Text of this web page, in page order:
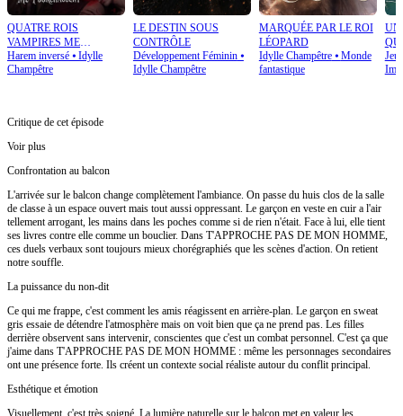
QUATRE ROIS
VAMPIRES ME
POURCHASSENT
Harem inversé ⦁ Idylle
Champêtre
LE DESTIN SOUS
CONTRÔLE
Développement Féminin⦁
Idylle Champêtre
MARQUÉE PAR LE ROI
LÉOPARD
Idylle Champêtre⦁ Monde
fantastique
UN
Critique de cet épisode
Voir plus
Confrontation au balcon
L'arrivée sur le balcon change complètement l'ambiance. On passe du huis clos de la salle
de classe à un espace ouvert mais tout aussi oppressant. Le garçon en veste en cuir a l'air
tellement arrogant, les mains dans les poches comme si de rien n'était. Face à lui, elle tient
ses livres contre elle comme un bouclier. Dans T'APPROCHE PAS DE MON HOMME,
ces duels verbaux sont toujours mieux chorégraphiés que les scènes d'action. On retient
notre souffle.
La puissance du non-dit
Ce qui me frappe, c'est comment les amis réagissent en arrière-plan. Le garçon en sweat
gris essaie de détendre l'atmosphère mais on voit bien que ça ne prend pas. Les filles
derrière observent sans intervenir, conscientes que c'est un combat personnel. C'est ça que
j'aime dans T'APPROCHE PAS DE MON HOMME : même les personnages secondaires
ont une présence forte. Ils créent un contexte social réaliste autour du conflit principal.
Esthétique et émotion
Visuellement, c'est très soigné. La lumière naturelle sur le balcon met en valeur les